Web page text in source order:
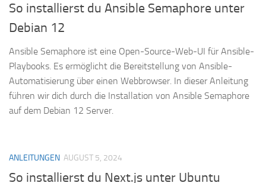
So installierst du Ansible Semaphore unter
Debian 12
Ansible Semaphore ist eine Open-Source-Web-UI für Ansible-
Playbooks. Es ermöglicht die Bereitstellung von Ansible-
Automatisierung über einen Webbrowser. In dieser Anleitung
führen wir dich durch die Installation von Ansible Semaphore
auf dem Debian 12 Server.
ANLEITUNGEN AUGUST 5, 2024
So installierst du Next.js unter Ubuntu